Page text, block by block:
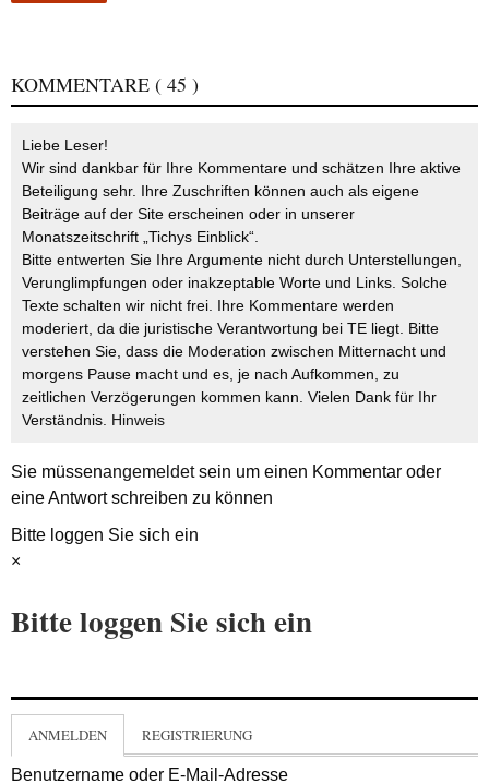
KOMMENTARE ( 45 )
Liebe Leser!
Wir sind dankbar für Ihre Kommentare und schätzen Ihre aktive
Beteiligung sehr. Ihre Zuschriften können auch als eigene
Beiträge auf der Site erscheinen oder in unserer
Monatszeitschrift „Tichys Einblick“.
Bitte entwerten Sie Ihre Argumente nicht durch Unterstellungen,
Verunglimpfungen oder inakzeptable Worte und Links. Solche
Texte schalten wir nicht frei. Ihre Kommentare werden
moderiert, da die juristische Verantwortung bei TE liegt. Bitte
verstehen Sie, dass die Moderation zwischen Mitternacht und
morgens Pause macht und es, je nach Aufkommen, zu
zeitlichen Verzögerungen kommen kann. Vielen Dank für Ihr
Verständnis. Hinweis
Sie müssenangemeldetsein um einen Kommentar oder
eine Antwort schreiben zu können
Bitte loggen Sie sich ein
×
Bitte loggen Sie sich ein
ANMELDEN REGISTRIERUNG
Benutzername oder E-Mail-Adresse